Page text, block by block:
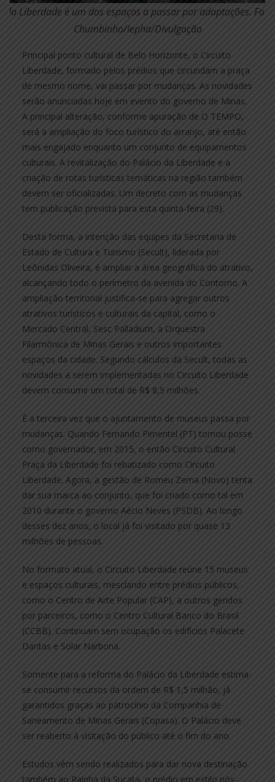
da Liberdade é um dos espaços a passar por adaptações.
Chumbinho/Iepha/Divulgação
Principal ponto cultural de Belo Horizonte, o Circuito
Liberdade, formado pelos prédios que circundam a praça
de mesmo nome, vai passar por mudanças. As novidades
serão anunciadas hoje em evento do governo de Minas.
A principal alteração, conforme apuração de O TEMPO,
será a ampliação do foco turístico do arranjo, até então
mais engajado enquanto um conjunto de equipamentos
culturais. A revitalização do Palácio da Liberdade e a
criação de rotas turísticas temáticas na região também
devem ser oficializadas. Um decreto com as mudanças
tem publicação prevista para esta quinta-feira (29).
Desta forma, a intenção das equipes da Secretaria de
Estado de Cultura e Turismo (Secult), liderada por
Leônidas Oliveira, é ampliar a área geográfica do atrativo,
alcançando todo o perímetro da avenida do Contorno. A
ampliação territorial justifica-se para agregar outros
atrativos turísticos e culturais da capital, como o
Mercado Central, Sesc Palladium, a Orquestra
Filarmônica de Minas Gerais e outros importantes
espaços da cidade. Segundo cálculos da Secult, todas as
novidades a serem implementadas no Circuito Liberdade
devem consumir um total de R$ 8,5 milhões.
É a terceira vez que o ajuntamento de museus passa por
mudanças. Quando Fernando Pimentel (PT) tomou posse
como governador, em 2015, o então Circuito Cultural
Praça da Liberdade foi rebatizado como Circuito
Liberdade. Agora, a gestão de Romeu Zema (Novo) tenta
dar sua marca ao conjunto, que foi criado como tal em
2010 durante o governo Aécio Neves (PSDB). Ao longo
desses dez anos, o local já foi visitado por quase 13
milhões de pessoas.
No formato atual, o Circuito Liberdade reúne 15 museus
e espaços culturais, mesclando entre prédios públicos,
como o Centro de Arte Popular (CAP), a outros geridos
por parceiros, como o Centro Cultural Banco do Brasil
(CCBB). Continuam sem ocupação os edifícios Palacete
Dantas e Solar Narbona.
Somente para a reforma do Palácio da Liberdade estima-
se consumir recursos da ordem de R$ 1,5 milhão, já
garantidos graças ao patrocínio da Companhia de
Saneamento de Minas Gerais (Copasa). O Palácio deve
ser reaberto à visitação do público até o fim do ano.
Estudos vêm sendo realizados para dar nova destinação
também ao Rainha da Sucata, o prédio em estilo pós-